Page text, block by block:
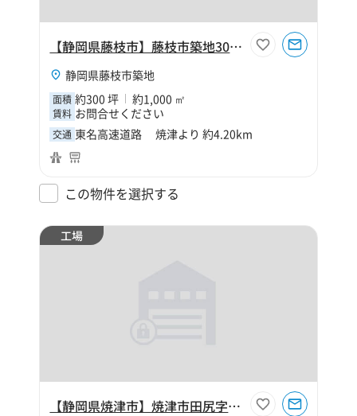
【静岡県藤枝市】藤枝市築地300坪工場
静岡県藤枝市築地
面積 約300 坪 約1,000 ㎡
賃料 お問合せください
交通 東名高速道路 焼津より 約4.20km
この物件を選択する
工場
【静岡県焼津市】焼津市田尻字和田130坪工場